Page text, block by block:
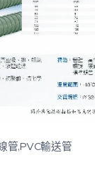
管,PVC輸送管